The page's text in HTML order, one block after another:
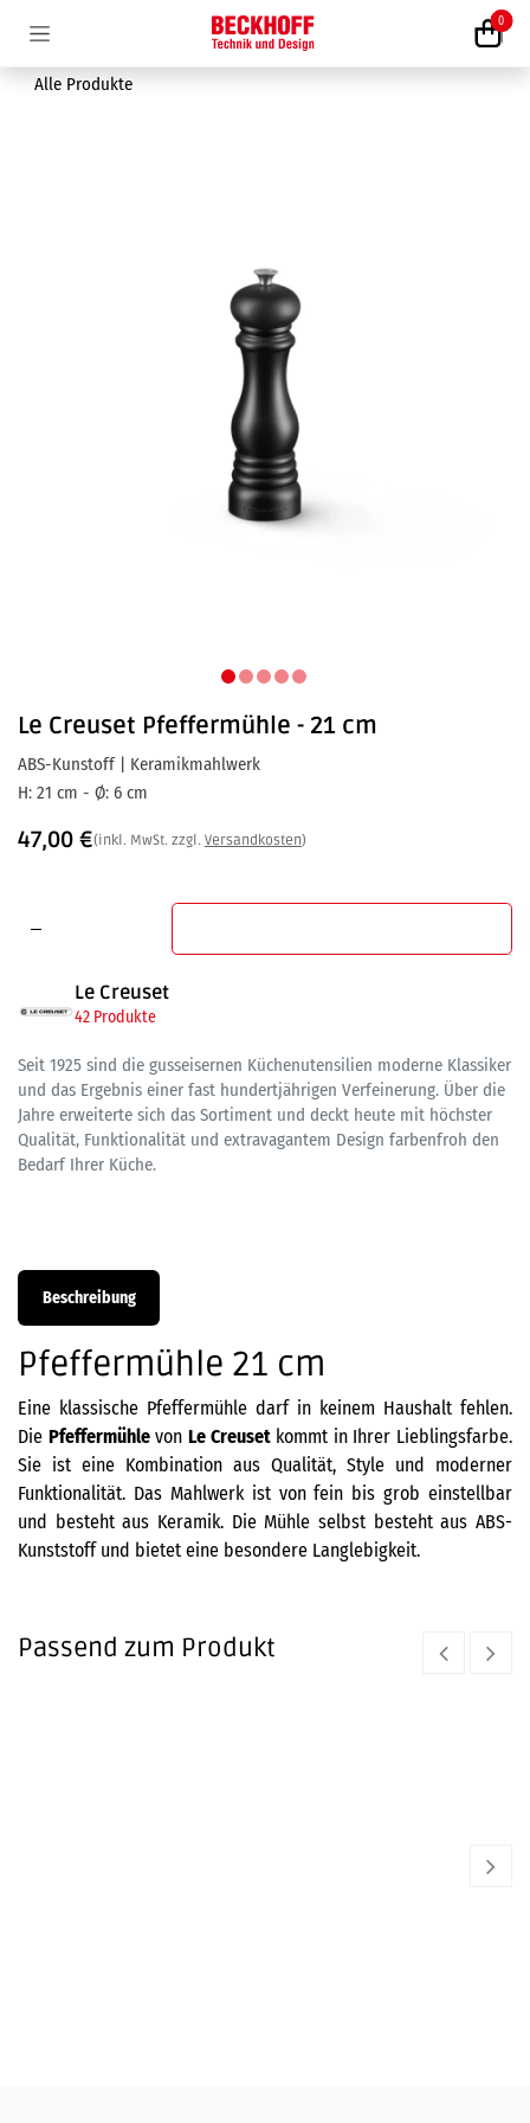
0
Alle Produkte
Le Creuset Pfeffermühle - 21 cm
ABS-Kunstoff | Keramikmahlwerk
H: 21 cm - Ø: 6 cm
47,00 €(inkl. MwSt. zzgl. Versandkosten)
Le Creuset
42 Produkte
Seit 1925 sind die gusseisernen Küchenutensilien moderne Klassiker
und das Ergebnis einer fast hundertjährigen Verfeinerung. Über die
Jahre erweiterte sich das Sortiment und deckt heute mit höchster
Qualität, Funktionalität und extravagantem Design farbenfroh den
Bedarf Ihrer Küche.
Beschreibung
Pfeffermühle 21 cm
Eine klassische Pfeffermühle darf in keinem Haushalt fehlen.
Die Pfeffermühlevon Le Creusetkommt in Ihrer Lieblingsfarbe.
Sie ist eine Kombination aus Qualität, Style und moderner
Funktionalität. Das Mahlwerk ist von fein bis grob einstellbar
und besteht aus Keramik. Die Mühle selbst besteht aus ABS-
Kunststoff und bietet eine besondere Langlebigkeit.
Passend zum Produkt